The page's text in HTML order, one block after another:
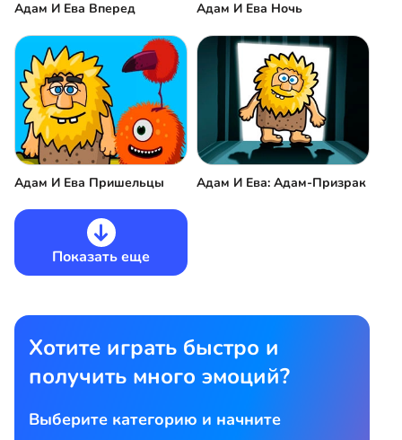
Адам И Ева Вперед Адам И Ева Ночь
Адам И Ева Пришельцы Адам И Ева: Адам-Призрак
Показать еще
Хотите играть быстро и
получить много эмоций?
Выберите категорию и начните